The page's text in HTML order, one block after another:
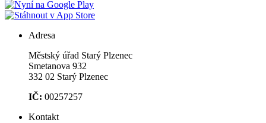
Adresa
Městský úřad Starý Plzenec
Smetanova 932
332 02 Starý Plzenec
IČ: 00257257
Kontakt